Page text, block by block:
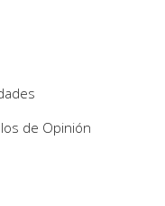
de Opinión